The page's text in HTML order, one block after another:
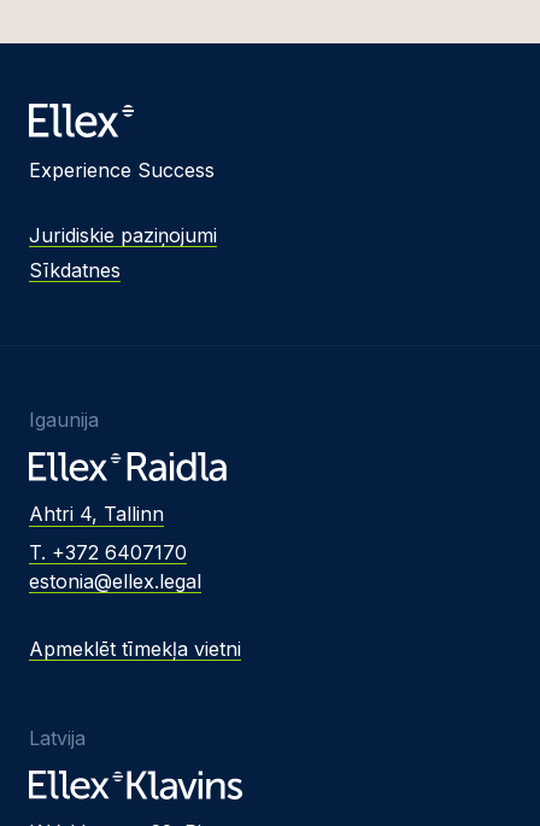
Experience Success
Juridiskie paziņojumi
Sīkdatnes
Igaunija
Ahtri 4, Tallinn
T. +372 6407170
estonia@ellex.legal
Apmeklēt tīmekļa vietni
Latvija